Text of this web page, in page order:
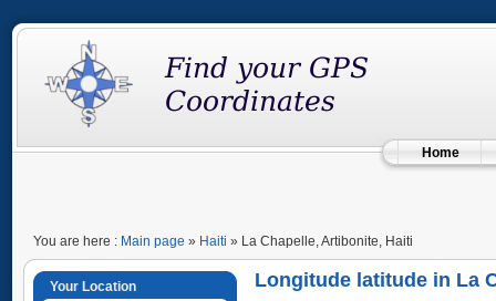
Home
You are here : Main page » Haiti » La Chapelle, Artibonite, Haiti
Your Location
Longitude latitude in La